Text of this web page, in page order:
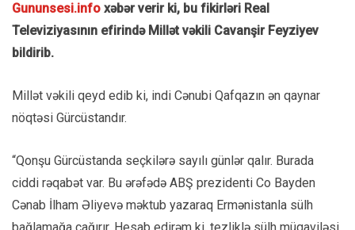
Gununsesi.info xəbər verir ki, bu fikirləri Real
Televiziyasının efirində Millət vəkili Cavanşir Feyziyev
bildirib.
Millət vəkili qeyd edib ki, indi Cənubi Qafqazın ən qaynar
nöqtəsi Gürcüstandır.
“Qonşu Gürcüstanda seçkilərə sayılı günlər qalır. Burada
ciddi rəqabət var. Bu ərəfədə ABŞ prezidenti Co Bayden
Cənab İlham Əliyevə məktub yazaraq Ermənistanla sülh